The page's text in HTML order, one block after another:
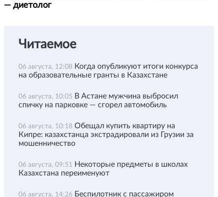
— диетолог
Читаемое
06 августа, 12:08 Когда опубликуют итоги конкурса
на образовательные гранты в Казахстане
06 августа, 10:05 В Астане мужчина выбросил
спичку на парковке — сгорел автомобиль
06 августа, 10:18 Обещал купить квартиру на
Кипре: казахстанца экстрадировали из Грузии за
мошенничество
06 августа, 09:51 Некоторые предметы в школах
Казахстана переименуют
06 августа, 14:26 Беспилотник с пассажиром